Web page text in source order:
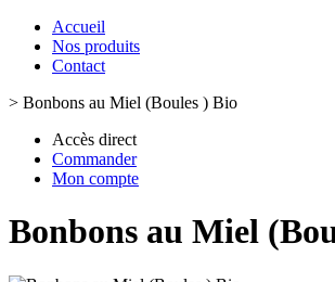
Accueil
Nos produits
Contact
> Bonbons au Miel (Boules ) Bio
Accès direct
Commander
Mon compte
Bonbons au Miel